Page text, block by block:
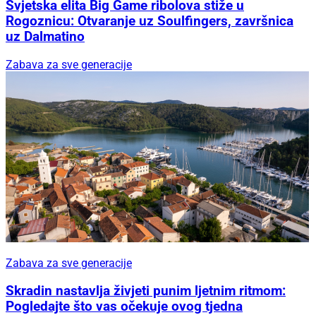
Svjetska elita Big Game ribolova stiže u
Rogoznicu: Otvaranje uz Soulfingers, završnica
uz Dalmatino
Zabava za sve generacije
Zabava za sve generacije
Skradin nastavlja živjeti punim ljetnim ritmom:
Pogledajte što vas očekuje ovog tjedna